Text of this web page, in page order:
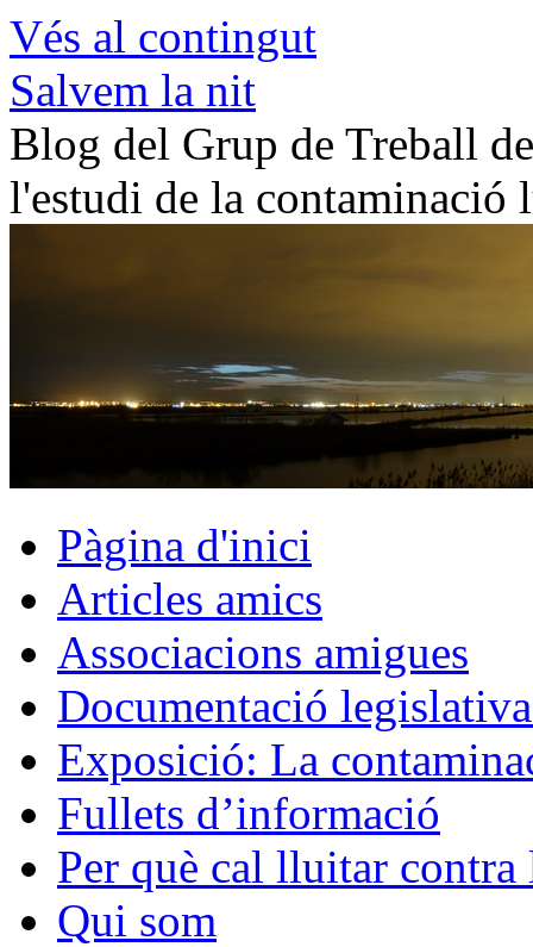
Vés al contingut
Salvem la nit
Blog del Grup de Treball
l'estudi de la contaminació
Pàgina d'inici
Articles amics
Associacions amigues
Documentació
Exposició: La
Fullets d’informació
Per què cal lluitar
Qui som